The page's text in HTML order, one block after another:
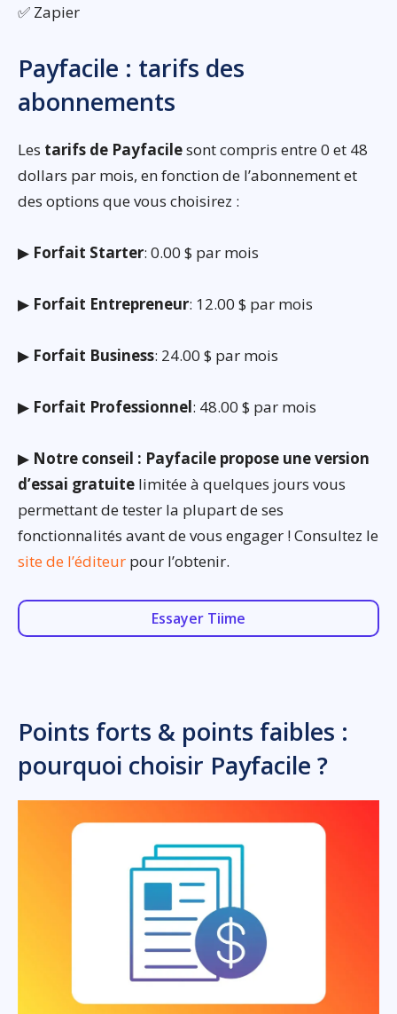
✅ Zapier
Payfacile : tarifs des
abonnements
Les tarifs de Payfacilesont compris entre 0 et 48
dollars par mois, en fonction de l’abonnement et
des options que vous choisirez :
▶ Forfait Starter: 0.00 $ par mois
▶ Forfait Entrepreneur: 12.00 $ par mois
▶ Forfait Business: 24.00 $ par mois
▶ Forfait Professionnel: 48.00 $ par mois
▶ Notre conseil : Payfacile propose une version
d’essai gratuite limitée à quelques jours vous
permettant de tester la plupart de ses
fonctionnalités avant de vous engager ! Consultez le
site de l’éditeur pour l’obtenir.
Essayer Tiime
Points forts & points faibles :
pourquoi choisir Payfacile ?